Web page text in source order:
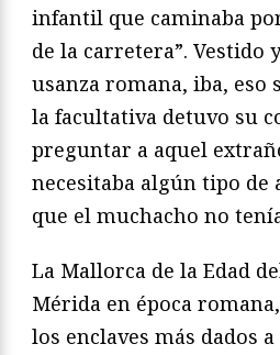
infantil que caminaba
de la carretera”. Vestido
usanza romana, iba, eso
la facultativa detuvo su
preguntar a aquel
necesitaba algún tipo de
que el muchacho no
La Mallorca de la Edad
Mérida en época
los enclaves más dados